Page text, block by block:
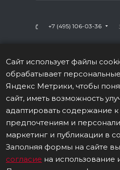
+7 (495) 106-03-36
г. Москва,
ПОЛИТИКА В ОТНОШЕНИИ
Данные о товаре на сайте
Сайт использует файлы
обрабатывает
Яндекс Метрики, чтобы
сайт, иметь возможность
адаптировать содержание
предпочтениям и
маркетинг и публикации в
Заполняя формы на сайте
согласие на